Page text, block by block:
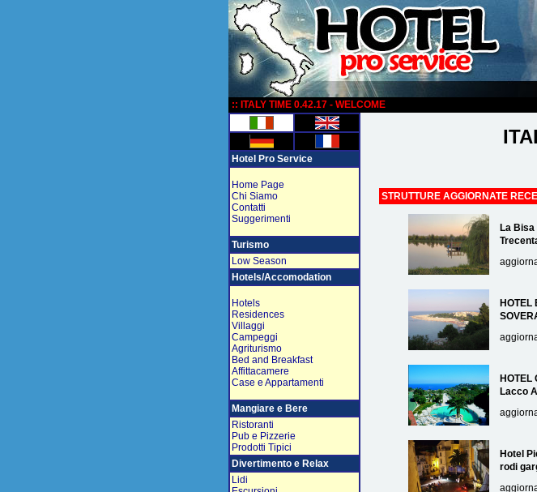
:: ITALY TIME 0.42.17 - WELCOME
Hotel Pro Service
Home Page
Chi Siamo
Contatti
Suggerimenti
Turismo
Low Season
Hotels/Accomodation
Hotels
Residences
Villaggi
Campeggi
Agriturismo
Bed and Breakfast
Affittacamere
Case e Appartamenti
Mangiare e Bere
Ristoranti
Pub e Pizzerie
Prodotti Tipici
Divertimento e Relax
Lidi
STRUTTURE AGGIORNATE
La
HOTEL
HOTEL
Lacco
Hotel
rodi